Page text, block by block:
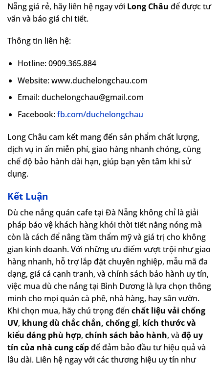
Nẵng giá rẻ, hãy liên hệ ngay với Long Châu để được tư
vấn và báo giá chi tiết.
Thông tin liên hệ:
Hotline: 0909.365.884
Website: www.duchelongchau.com
Email: duchelongchau@gmail.com
Facebook:fb.com/duchelongchau
Long Châu cam kết mang đến sản phẩm chất lượng,
dịch vụ in ấn miễn phí, giao hàng nhanh chóng, cùng
chế độ bảo hành dài hạn, giúp bạn yên tâm khi sử
dụng.
Kết Luận
Dù che nắng quán cafe tại Đà Nẵng không chỉ là giải
pháp bảo vệ khách hàng khỏi thời tiết nắng nóng mà
còn là cách để nâng tầm thẩm mỹ và giá trị cho không
gian kinh doanh. Với những ưu điểm vượt trội như giao
hàng nhanh, hỗ trợ lắp đặt chuyên nghiệp, mẫu mã đa
dạng, giá cả cạnh tranh, và chính sách bảo hành uy tín,
việc mua dù che nắng tại Bình Dương là lựa chọn thông
minh cho mọi quán cà phê, nhà hàng, hay sân vườn.
Khi chọn mua, hãy chú trọng đến chất liệu vải chống
UV, khung dù chắc chắn, chống gỉ, kích thước và
kiểu dáng phù hợp, chính sách bảo hành, và độ uy
tín của nhà cung cấpđể đảm bảo đầu tư hiệu quả và
lâu dài. Liên hệ ngay với các thương hiệu uy tín như